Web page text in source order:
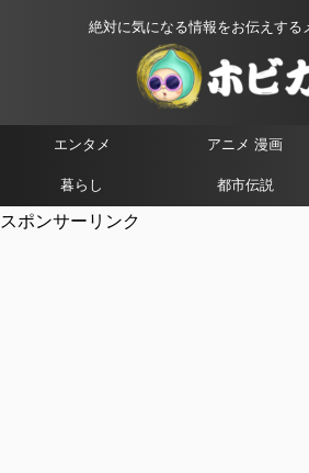
絶対に気になる情報をお伝えする
エンタメ アニメ 漫画
暮らし 都市伝説
スポンサーリンク